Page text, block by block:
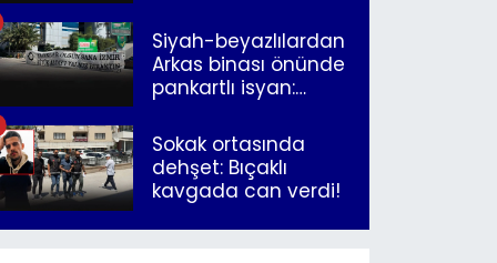
Siyah-beyazlılardan
Arkas binası önünde
pankartlı isyan:
İzmir"
Sokak ortasında
dehşet: Bıçaklı
kavgada can verdi!